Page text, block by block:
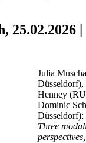
25.02.2026 |
Julia
Henney
Dominic
Düsseldorf):
Three